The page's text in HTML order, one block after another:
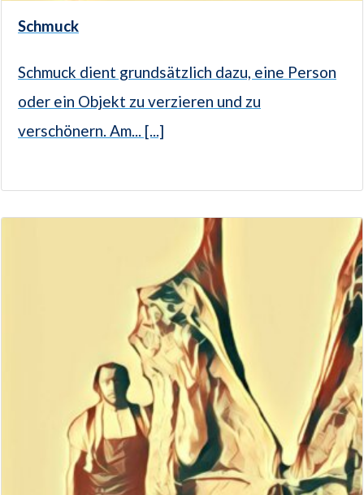
Schmuck
Schmuck dient grundsätzlich dazu, eine Person
oder ein Objekt zu verzieren und zu
verschönern. Am... [...]